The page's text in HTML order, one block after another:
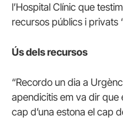
l’Hospital Clínic que
recursos públics i privats
Ús dels recursos
“Recordo un dia a
apendicitis em va dir que
cap d’una estona el cap